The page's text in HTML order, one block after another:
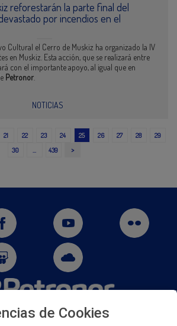
reforestarán la parte final del
por incendios en el
Cultural el Cerro de Muskiz ha organizado la IV
en Muskiz. Esta acción, que se realizará entre
con el importante apoyo, al igual que en
Petronor
NOTICIAS
21 22 23 24 25 26 27 28
29
30
… 439 >
Martín 5-Edificio Muñatones,
de Cookies